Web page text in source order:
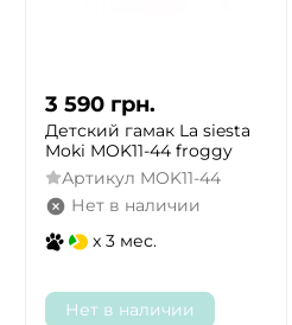
3 590 грн.
Детский гамак La siesta
Moki MOK11-44 froggy
Артикул MOK11-44
Нет в наличии
x 3 мес.
Нет в наличии